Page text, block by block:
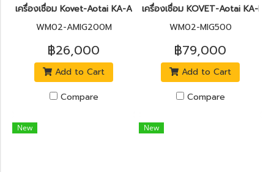
เครื่องเชื่อม Kovet-Aotai KA-AMIG200M
WM02-AMIG200M
฿26,000
Add to Cart
Compare
เครื่องเชื่อม KOVET-Aotai KA-
WM02-MIG500
฿79,000
Add to Cart
Compare
New New